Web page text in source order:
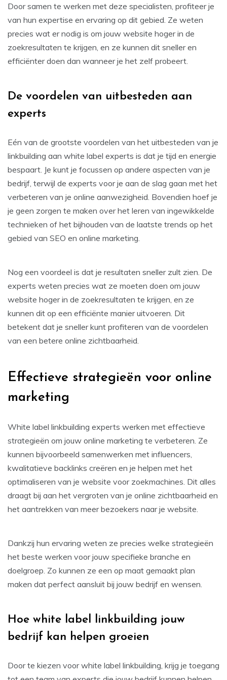
Door samen te werken met deze specialisten, profiteer je
van hun expertise en ervaring op dit gebied. Ze weten
precies wat er nodig is om jouw website hoger in de
zoekresultaten te krijgen, en ze kunnen dit sneller en
efficiënter doen dan wanneer je het zelf probeert.
De voordelen van uitbesteden aan
experts
Eén van de grootste voordelen van het uitbesteden van je
linkbuilding aan white label experts is dat je tijd en energie
bespaart. Je kunt je focussen op andere aspecten van je
bedrijf, terwijl de experts voor je aan de slag gaan met het
verbeteren van je online aanwezigheid. Bovendien hoef je
je geen zorgen te maken over het leren van ingewikkelde
technieken of het bijhouden van de laatste trends op het
gebied van SEO en online marketing.
Nog een voordeel is dat je resultaten sneller zult zien. De
experts weten precies wat ze moeten doen om jouw
website hoger in de zoekresultaten te krijgen, en ze
kunnen dit op een efficiënte manier uitvoeren. Dit
betekent dat je sneller kunt profiteren van de voordelen
van een betere online zichtbaarheid.
Effectieve strategieën voor online
marketing
White label linkbuilding experts werken met effectieve
strategieën om jouw online marketing te verbeteren. Ze
kunnen bijvoorbeeld samenwerken met influencers,
kwalitatieve backlinks creëren en je helpen met het
optimaliseren van je website voor zoekmachines. Dit alles
draagt bij aan het vergroten van je online zichtbaarheid en
het aantrekken van meer bezoekers naar je website.
Dankzij hun ervaring weten ze precies welke strategieën
het beste werken voor jouw specifieke branche en
doelgroep. Zo kunnen ze een op maat gemaakt plan
maken dat perfect aansluit bij jouw bedrijf en wensen.
Hoe white label linkbuilding jouw
bedrijf kan helpen groeien
Door te kiezen voor white label linkbuilding, krijg je toegang